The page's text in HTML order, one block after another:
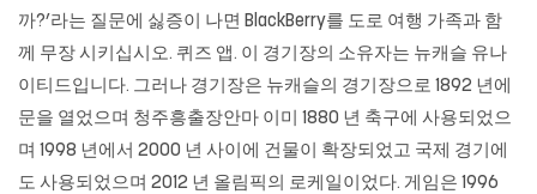
까?’라는 질문에 싫증이 나면 BlackBerry를 도로 여행 가족과 함
께 무장 시키십시오. 퀴즈 앱. 이 경기장의 소유자는 뉴캐슬 유나
이티드입니다. 그러나 경기장은 뉴캐슬의 경기장으로 1892 년에
문을 열었으며 청주흥출장안마 이미 1880 년 축구에 사용되었으
며 1998 년에서 2000 년 사이에 건물이 확장되었고 국제 경기에
도 사용되었으며 2012 년 올림픽의 로케일이었다. 게임은 1996